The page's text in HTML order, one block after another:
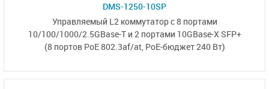
DMS-1250-10SP
Управляемый L2коммутатор с 8 портами
10/100/1000/2.5GBase-T и 2 портами 10GBase-X SFP+
(8 портов PoE 802.3af/at, PoE-бюджет 240 Вт)